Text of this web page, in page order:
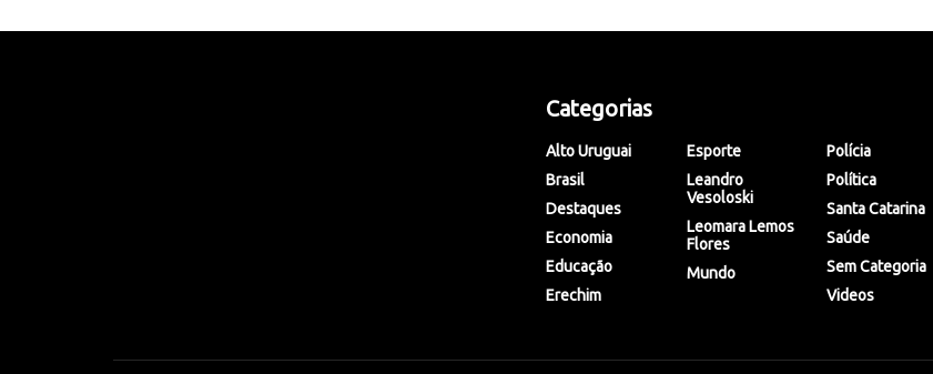
Categorias
Alto Uruguai
Brasil
Destaques
Economia
Educação
Erechim
Esporte
Leandro
Vesoloski
Leomara Lemos
Flores
Mundo
Polícia
Política
Santa Catarina
Saúde
Sem Categoria
Videos